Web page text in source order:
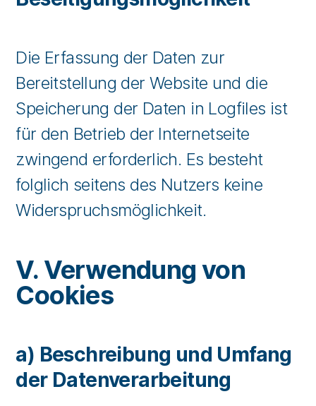
Die Erfassung der Daten zur
Bereitstellung der Website und die
Speicherung der Daten in Logfiles ist
für den Betrieb der Internetseite
zwingend erforderlich. Es besteht
folglich seitens des Nutzers keine
Widerspruchsmöglichkeit.
V. Verwendung von
Cookies
a) Beschreibung und Umfang
der Datenverarbeitung